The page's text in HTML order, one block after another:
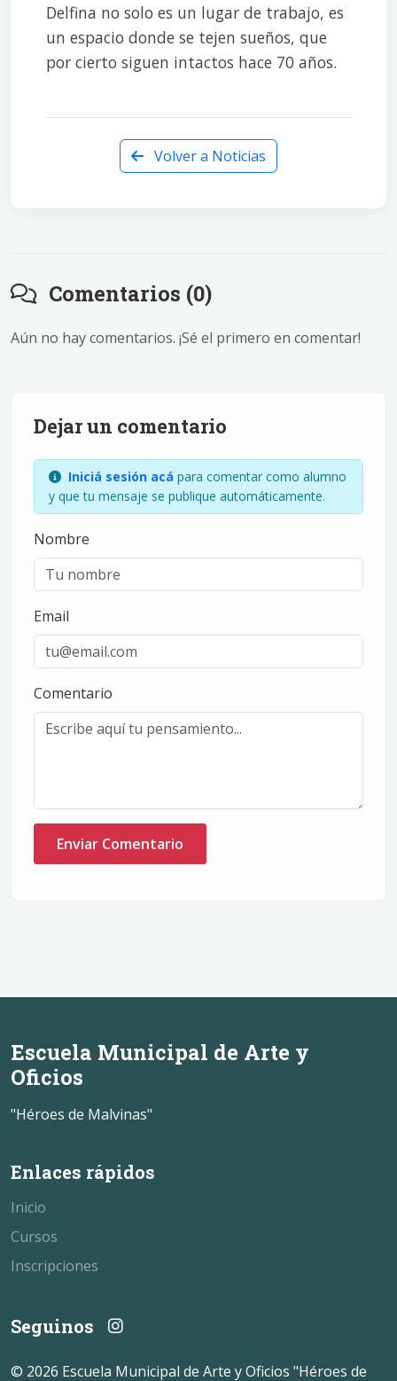
Delfina no solo es un lugar de trabajo, es
un espacio donde se tejen sueños, que
por cierto siguen intactos hace 70 años.
Volver a Noticias
Comentarios (0)
Aún no hay comentarios. ¡Sé el primero en comentar!
Dejar un comentario
Iniciá sesión acá para comentar como alumno
y que tu mensaje se publique automáticamente.
Nombre
Email
Comentario
Enviar Comentario
Escuela Municipal de Arte y
Oficios
"Héroes de Malvinas"
Enlaces rápidos
Inicio
Cursos
Inscripciones
Seguinos
© 2026 Escuela Municipal de Arte y Oficios "Héroes de